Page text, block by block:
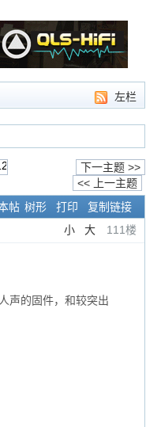
左栏
下一主题 >>
<< 上一主题
帖 树形 打印 复制链接
小 大 111楼
声的固件，和较突出